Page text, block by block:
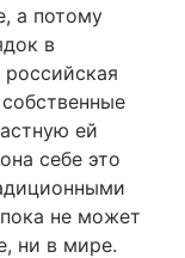
а потому
в
ей
себе это
не может
ни в мире.